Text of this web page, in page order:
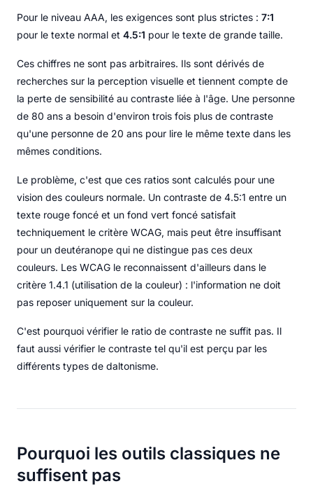
Pour le niveau AAA, les exigences sont plus strictes : 7:1
pour le texte normal et 4.5:1 pour le texte de grande taille.
Ces chiffres ne sont pas arbitraires. Ils sont dérivés de
recherches sur la perception visuelle et tiennent compte de
la perte de sensibilité au contraste liée à l'âge. Une personne
de 80 ans a besoin d'environ trois fois plus de contraste
qu'une personne de 20 ans pour lire le même texte dans les
mêmes conditions.
Le problème, c'est que ces ratios sont calculés pour une
vision des couleurs normale. Un contraste de 4.5:1 entre un
texte rouge foncé et un fond vert foncé satisfait
techniquement le critère WCAG, mais peut être insuffisant
pour un deutéranope qui ne distingue pas ces deux
couleurs. Les WCAG le reconnaissent d'ailleurs dans le
critère 1.4.1 (utilisation de la couleur) : l'information ne doit
pas reposer uniquement sur la couleur.
C'est pourquoi vérifier le ratio de contraste ne suffit pas. Il
faut aussi vérifier le contraste tel qu'il est perçu par les
différents types de daltonisme.
Pourquoi les outils classiques ne
suffisent pas